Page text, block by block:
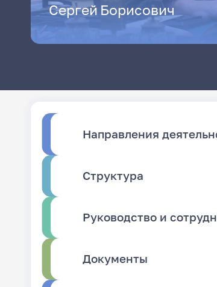
Сергей Борисович
Направления
Структура
Руководство и
Документы